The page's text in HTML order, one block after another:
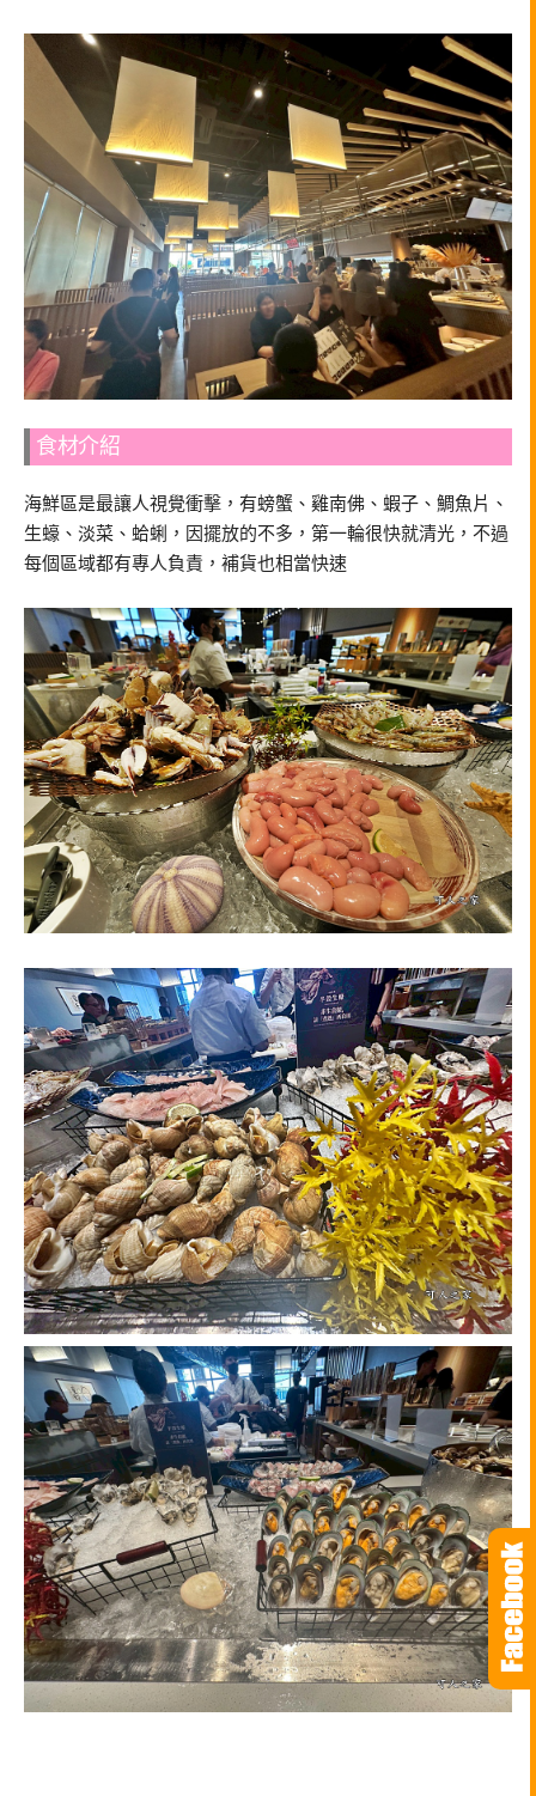
食材介紹
海鮮區是最讓人視覺衝擊，有螃蟹、雞南佛、蝦子、鯛魚片、
生蠔、淡菜、蛤蜊，因擺放的不多，第一輪很快就清光，不過
每個區域都有專人負責，補貨也相當快速